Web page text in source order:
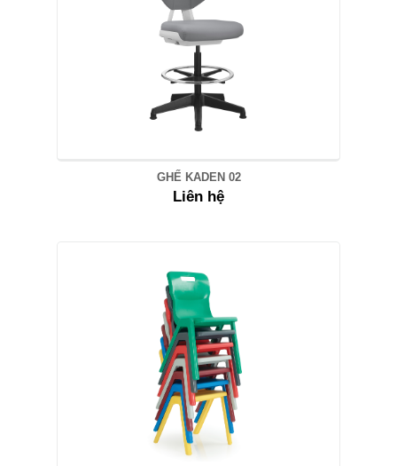
GHẾ KADEN 02
Liên hệ